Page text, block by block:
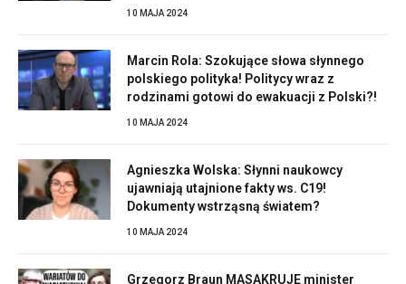
10 MAJA 2024
Marcin Rola: Szokujące słowa słynnego
polskiego polityka! Politycy wraz z
rodzinami gotowi do ewakuacji z Polski?!
10 MAJA 2024
Agnieszka Wolska: Słynni naukowcy
ujawniają utajnione fakty ws. C19!
Dokumenty wstrząsną światem?
10 MAJA 2024
Grzegorz Braun MASAKRUJE minister